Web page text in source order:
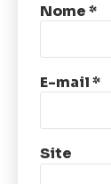
Nome*
E-mail*
Site